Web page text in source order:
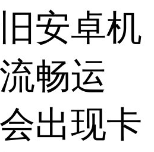
安卓机
畅运
出现卡